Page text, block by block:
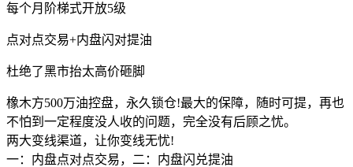
每个月阶梯式开放5级
点对点交易+内盘闪对提油
杜绝了黑市抬太高价砸脚
橡木方500万油控盘，永久锁仓!最大的保障，随时可提，再也
不怕到一定程度没人收的问题，完全没有后顾之忧。
两大变线渠道，让你变线无忧!
一：内盘点对点交易，二：内盘闪兑提油